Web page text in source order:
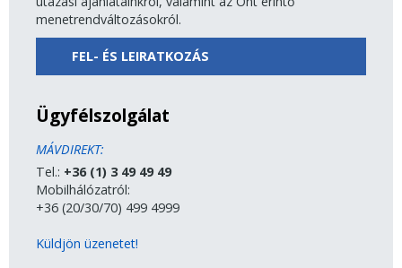
menetrendváltozásokról.
FEL- ÉS LEIRATKOZÁS
Ügyfélszolgálat
MÁVDIREKT:
Tel.: +36 (1) 3 49 49 49
Mobilhálózatról:
+36 (20/30/70) 499 4999
Küldjön üzenetet!